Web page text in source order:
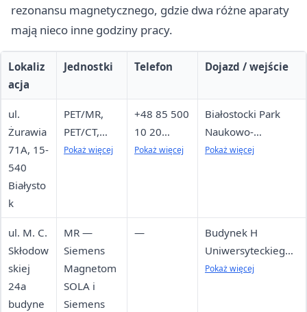
rezonansu magnetycznego, gdzie dwa różne aparaty
mają nieco inne godziny pracy.
Lokaliz
acja
Jednostki Telefon Dojazd / wejście
ul.
Żurawia
71A, 15-
540
Białysto
k
PET/MR,
PET/CT,
MR, CT,
i
Onkologicz
na
Pokaż więcej
+48 85 500
10 20
(kontakt),
kwalifikacyj
ną)
Pokaż więcej
Białostocki Park
Naukowo-
Technologiczny,
autobusowe 4, 19,
24
Pokaż więcej
ul. M. C.
Skłodow
skiej
24a
budyne
MR —
Siemens
Magnetom
SOLA i
Siemens
—
Budynek H
Uniwersyteckiego
Szpitala
Pokaż więcej